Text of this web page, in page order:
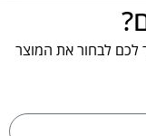
לכם לבחור את המוצר